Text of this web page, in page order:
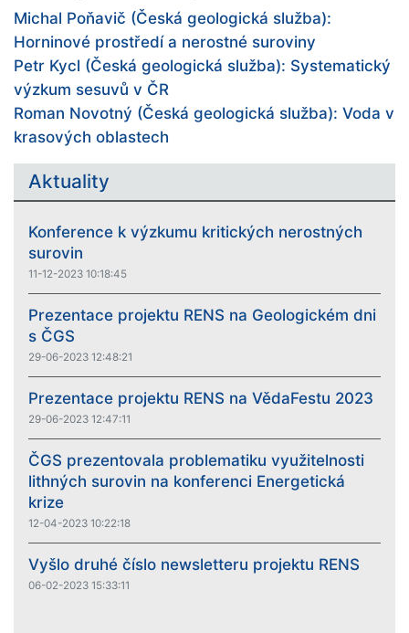
Michal Poňavič (Česká geologická služba):
Horninové prostředí a nerostné suroviny
Petr Kycl (Česká geologická služba): Systematický
výzkum sesuvů v ČR
Roman Novotný (Česká geologická služba): Voda v
krasových oblastech
Aktuality
Konference k výzkumu kritických nerostných
surovin
11-12-2023 10:18:45
Prezentace projektu RENS na Geologickém dni
s ČGS
29-06-2023 12:48:21
Prezentace projektu RENS na VědaFestu 2023
29-06-2023 12:47:11
ČGS prezentovala problematiku využitelnosti
lithných surovin na konferenci Energetická
krize
12-04-2023 10:22:18
Vyšlo druhé číslo newsletteru projektu RENS
06-02-2023 15:33:11